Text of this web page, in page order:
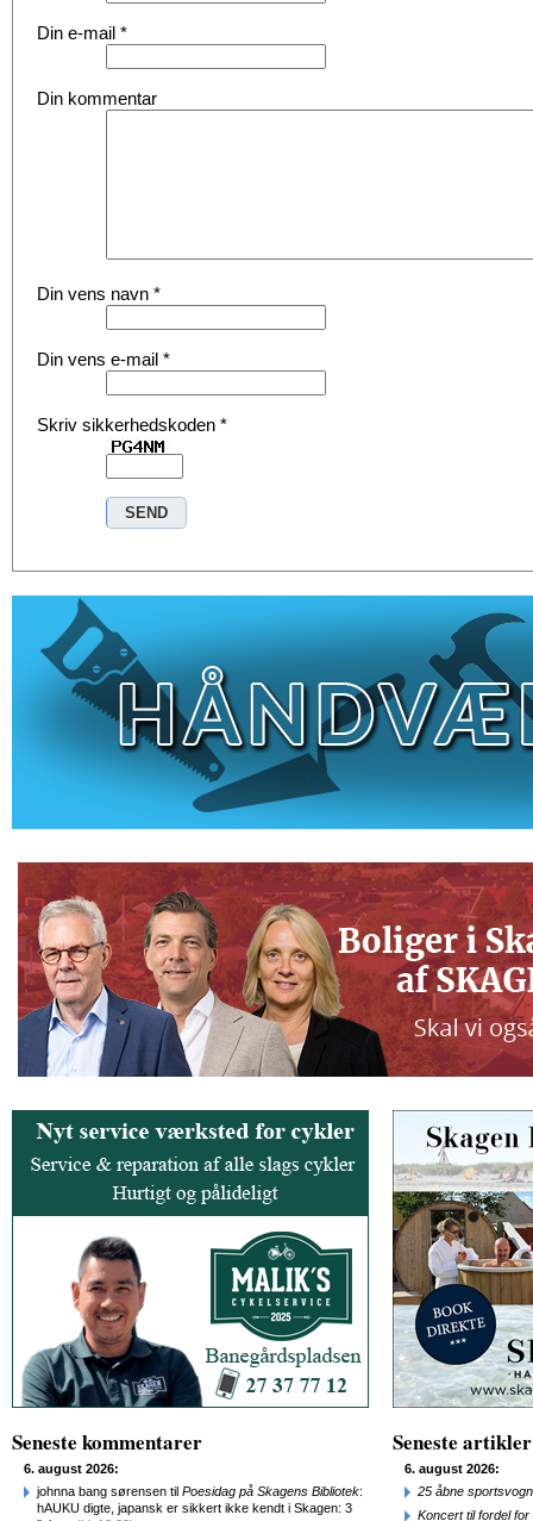
Din e-mail *
Din kommentar
Din vens navn *
Din vens e-mail *
Skriv sikkerhedskoden *
Seneste kommentarer
6. august 2026:
johnna bang sørensen til Poesidag på Skagens Bibliotek:
hAUKU digte, japansk er sikkert ikke kendt i Skagen: 3
Seneste artikler
6. august 2026:
25 åbne
Koncert til fordel